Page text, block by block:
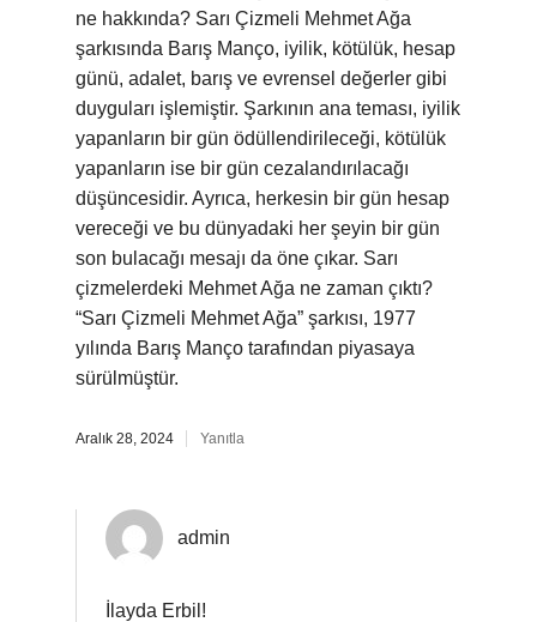
ne hakkında? Sarı Çizmeli Mehmet Ağa
şarkısında Barış Manço, iyilik, kötülük, hesap
günü, adalet, barış ve evrensel değerler gibi
duyguları işlemiştir. Şarkının ana teması, iyilik
yapanların bir gün ödüllendirileceği, kötülük
yapanların ise bir gün cezalandırılacağı
düşüncesidir. Ayrıca, herkesin bir gün hesap
vereceği ve bu dünyadaki her şeyin bir gün
son bulacağı mesajı da öne çıkar. Sarı
çizmelerdeki Mehmet Ağa ne zaman çıktı?
“Sarı Çizmeli Mehmet Ağa” şarkısı, 1977
yılında Barış Manço tarafından piyasaya
sürülmüştür.
Aralık 28, 2024 Yanıtla
admin
İlayda Erbil!